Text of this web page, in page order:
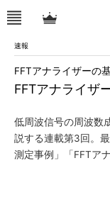
速報
FFTアナライザ
FFTアナライザーの
低周波信号の周波数
説する連載第3回。
測定事例」「FFTア